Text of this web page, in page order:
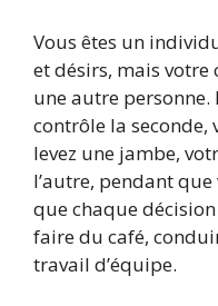
Vous êtes un
et désirs, mais
une autre personne.
contrôle la seconde,
levez une jambe,
l’autre, pendant
que chaque
faire du café,
travail d’équipe.